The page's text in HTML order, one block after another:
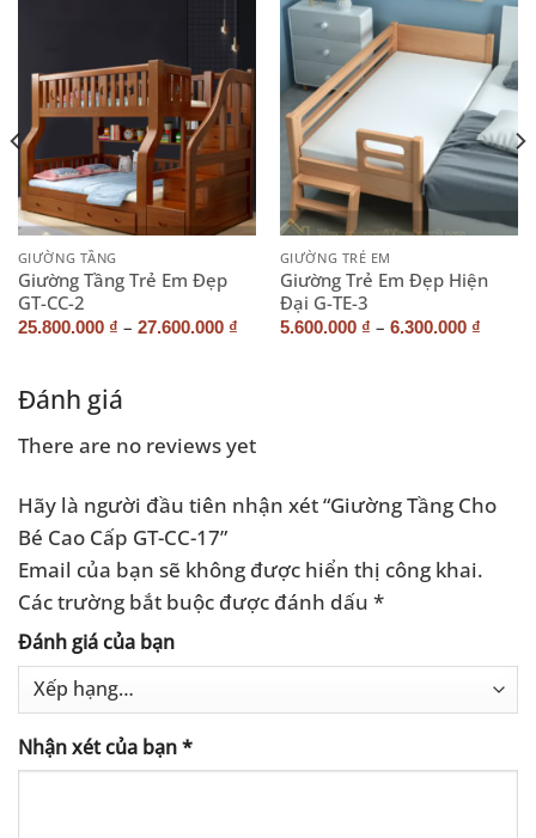
GIƯỜNG TẦNG
Giường Tầng Trẻ Em Đẹp
GT-CC-2
25.800.000 ₫ – 27.600.000 ₫
GIƯỜNG TRẺ EM
Giường Trẻ Em Đẹp Hiện
Đại G-TE-3
5.600.000 ₫ – 6.300.000 ₫
Đánh giá
There are no reviews yet
Hãy là người đầu tiên nhận xét “Giường Tầng Cho
Bé Cao Cấp GT-CC-17”
Email của bạn sẽ không được hiển thị công khai.
Các trường bắt buộc được đánh dấu *
Đánh giá của bạn
Nhận xét của bạn*